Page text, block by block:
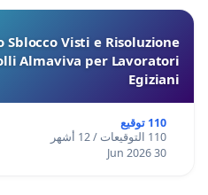
Visti e Risoluzione
Almaviva per Lavoratori
Egiziani
110 توقيع
110 التوقيعات / 12 أشهر
30 Jun 2026